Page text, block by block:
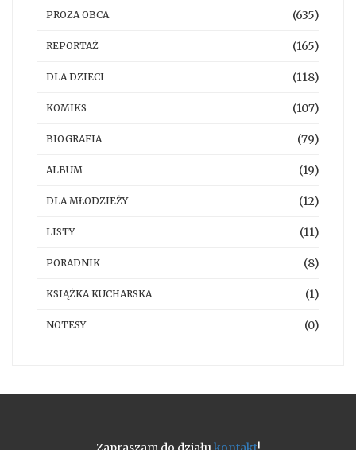
PROZA OBCA (635)
REPORTAŻ (165)
DLA DZIECI (118)
KOMIKS (107)
BIOGRAFIA (79)
ALBUM (19)
DLA MŁODZIEŻY (12)
LISTY (11)
PORADNIK (8)
KSIĄŻKA KUCHARSKA (1)
NOTESY (0)